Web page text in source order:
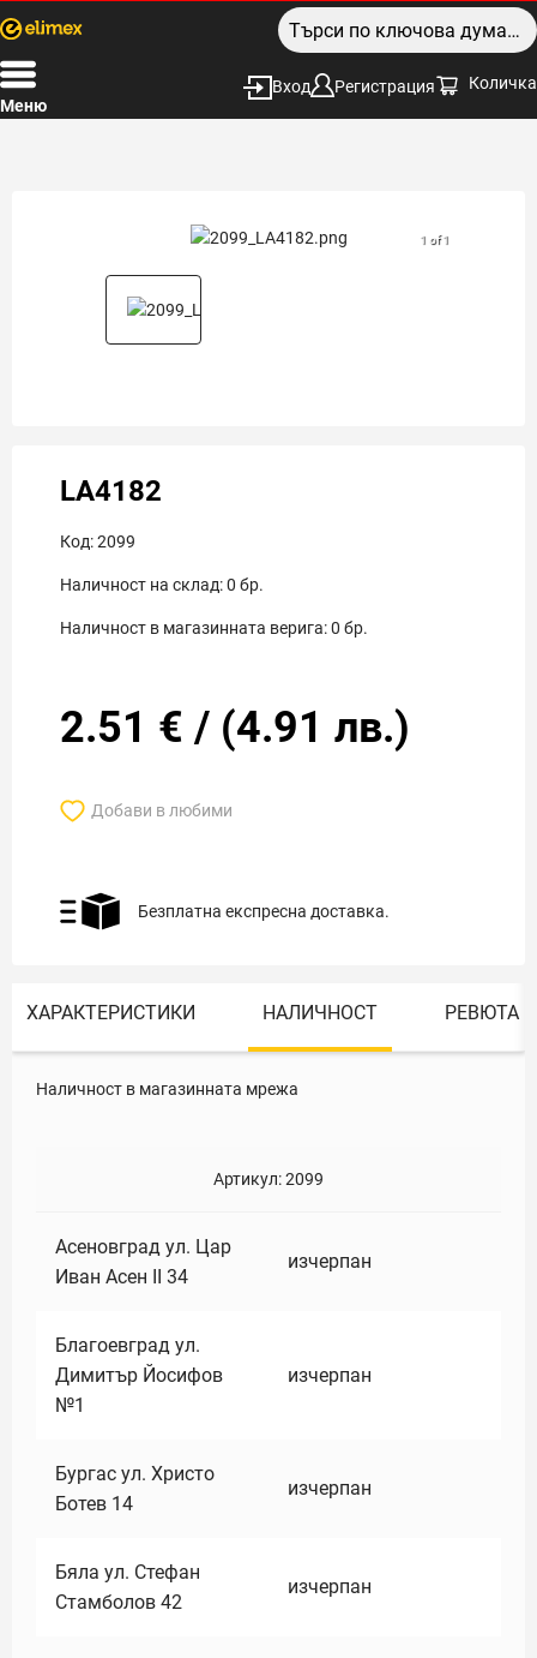
Меню
Вход Регистрация Количка
1 of 1
LA4182
Код:2099
Наличност на склад:0 бр.
Наличност в магазинната верига:0 бр.
2.51 € / (4.91 лв.)
Добави в любими
Безплатна експресна доставка.
ХАРАКТЕРИСТИКИ НАЛИЧНОСТ РЕВЮТА
Наличност в магазинната мрежа
Артикул:2099
Асеновград ул. Цар
Иван Асен II 34
изчерпан
Благоевград ул.
Димитър Йосифов
№1
изчерпан
Бургас ул. Христо
Ботев 14
изчерпан
Бяла ул. Стефан
Стамболов 42
изчерпан